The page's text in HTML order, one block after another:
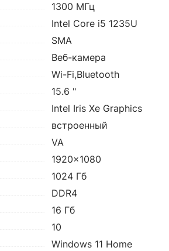
1300 МГц
Intel Core i5 1235U
SMA
Веб-камера
Wi-Fi,Bluetooth
15.6 "
Intel Iris Xe Graphics
встроенный
VA
1920x1080
1024 Гб
DDR4
16 Гб
10
Windows 11 Home